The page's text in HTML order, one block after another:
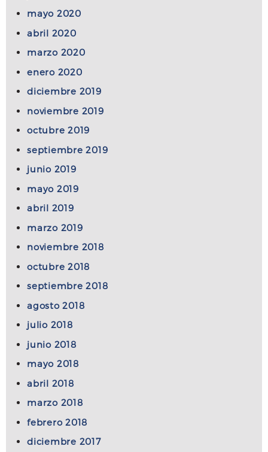
mayo 2020
abril 2020
marzo 2020
enero 2020
diciembre 2019
noviembre 2019
octubre 2019
septiembre 2019
junio 2019
mayo 2019
abril 2019
marzo 2019
noviembre 2018
octubre 2018
septiembre 2018
agosto 2018
julio 2018
junio 2018
mayo 2018
abril 2018
marzo 2018
febrero 2018
diciembre 2017